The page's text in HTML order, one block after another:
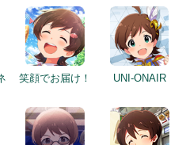
笑顔でお届け！ UNI-ONAIR